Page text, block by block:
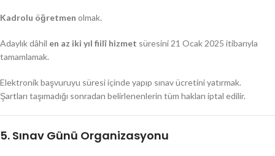
Kadrolu öğretmen olmak.
Adaylık dâhil en az iki yıl fiilî hizmet süresini 21 Ocak 2025 itibarıyla
tamamlamak.
Elektronik başvuruyu süresi içinde yapıp sınav ücretini yatırmak.
Şartları taşımadığı sonradan belirlenenlerin tüm hakları iptal edilir.
5. Sınav Günü Organizasyonu